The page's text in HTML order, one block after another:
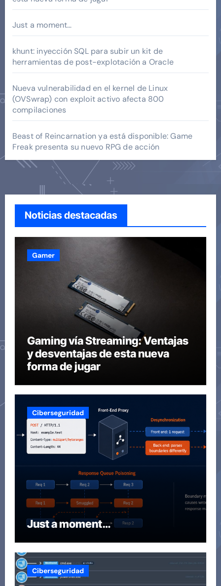
Just a moment…
khunt: inyección SQL para subir un kit de
herramientas de post-explotación a Oracle
Nueva vulnerabilidad en el kernel de Linux
(OVSwrap) con exploit activo afecta 800
compilaciones
Beast of Reincarnation ya está disponible: Game
Freak presenta su nuevo RPG de acción
Noticias destacadas
Gamer
Gaming vía Streaming: Ventajas
y desventajas de esta nueva
forma de jugar
Ciberseguridad
Just a moment…
Ciberseguridad